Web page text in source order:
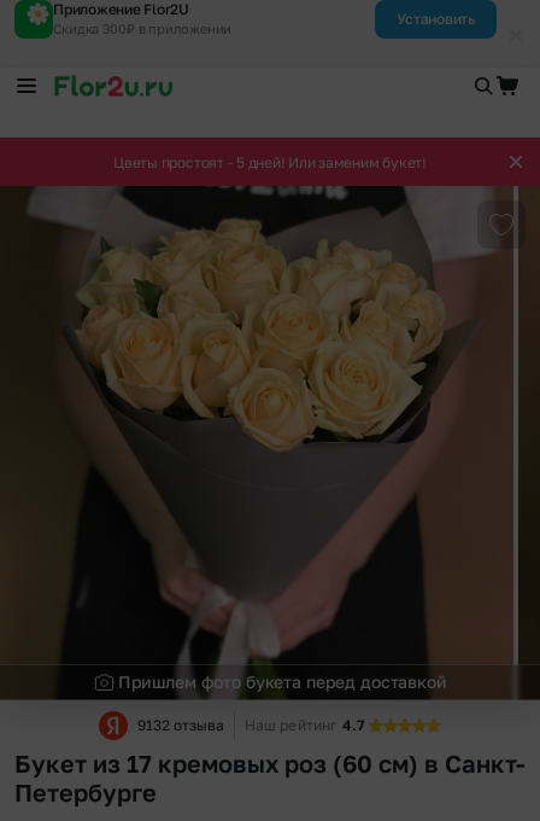
Приложение Flor2U
Скидка 300₽ в приложении
Установить
Цветы простоят - 5 дней! Или заменим букет!
Пришлем фото букета перед доставкой
9132 отзыва Наш рейтинг 4.7
Букет из 17 кремовых роз (60 см) в Санкт-
Петербурге